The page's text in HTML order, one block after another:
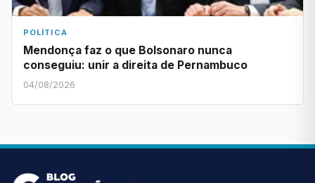
POLÍTICA
Mendonça faz o que Bolsonaro nunca
conseguiu: unir a direita de Pernambuco
04/08/2026